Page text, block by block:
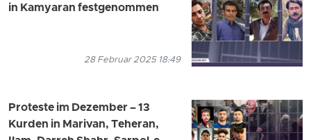
in Kamyaran festgenommen
28 Februar 2025 18:49
Proteste im Dezember – 13
Kurden in Marivan, Teheran,